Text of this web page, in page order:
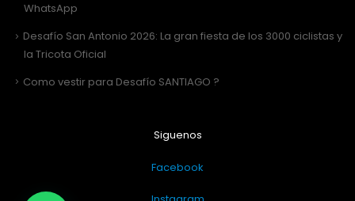
WhatsApp
Desafío San Antonio 2026: La gran fiesta de los 3000 ciclistas y
la Tricota Oficial
Como vestir para Desafío SANTIAGO ?
Siguenos
Facebook